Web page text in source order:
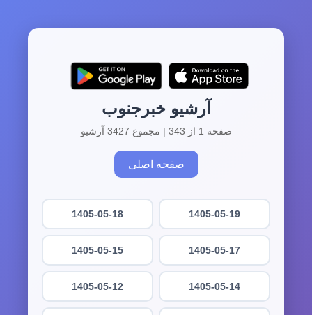
آرشیو خبرجنوب
صفحه 1 از 343 | مجموع 3427 آرشیو
صفحه اصلی
1405-05-19
1405-05-18
1405-05-17
1405-05-15
1405-05-14
1405-05-12